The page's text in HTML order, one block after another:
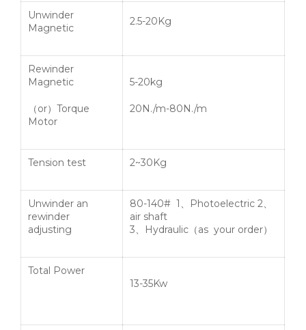
Unwinder
Magnetic
2.5-20Kg
Rewinder
Magnetic
（or） Torque
Motor
5-20kg
20N./m-80N./m
Tension test 2~30Kg
Unwinder an
rewinder
adjusting
80-140# 1、 Photoelectric 2、
air shaft
3、 Hydraulic （as your order）
Total Power
13-35Kw